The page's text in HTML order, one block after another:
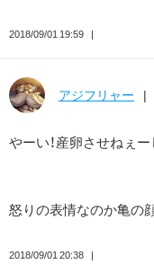
2018/09/01 19:59
アジフリャー
やーい！産卵させねぇー
怒りの表情なのか亀の
2018/09/01 20:38